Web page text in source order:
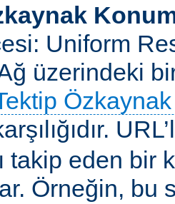
Uniform
üzerindeki
takip eden bir
Örneğin, bu